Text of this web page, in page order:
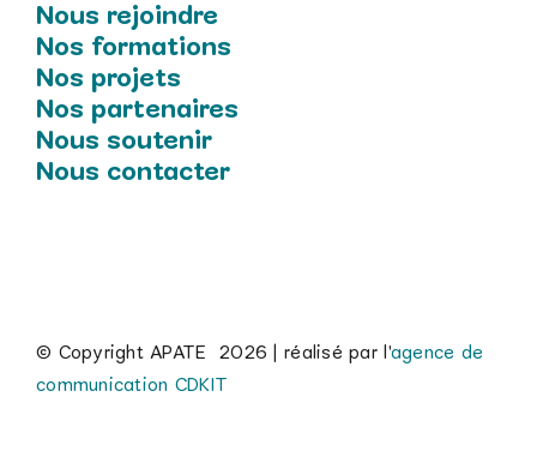
Nous rejoindre
Nos formations
Nos projets
Nos partenaires
Nous soutenir
Nous contacter
© Copyright APATE2026 | réalisé par l'agence de
communication CDKIT